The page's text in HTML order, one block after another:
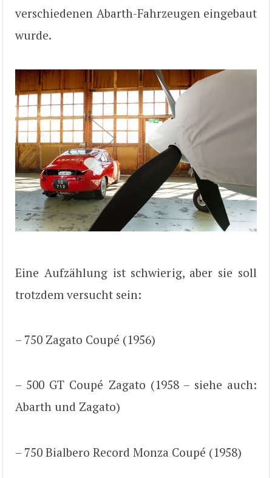
verschiedenen Abarth-Fahrzeugen eingebaut
wurde.
Eine Aufzählung ist schwierig, aber sie soll
trotzdem versucht sein:
– 750 Zagato Coupé (1956)
– 500 GT Coupé Zagato (1958 – siehe auch:
Abarth und Zagato)
– 750 Bialbero Record Monza Coupé (1958)